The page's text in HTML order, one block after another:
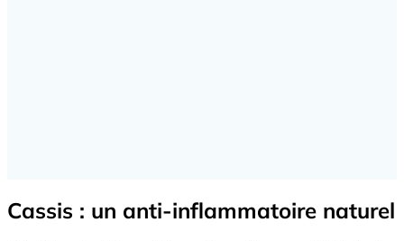
Cassis : un anti-inflammatoire naturel